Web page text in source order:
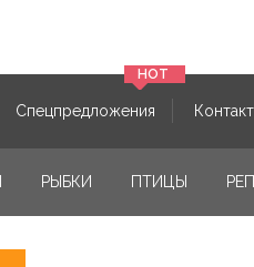
Спецпредложения
РЫБКИ ПТИЦЫ